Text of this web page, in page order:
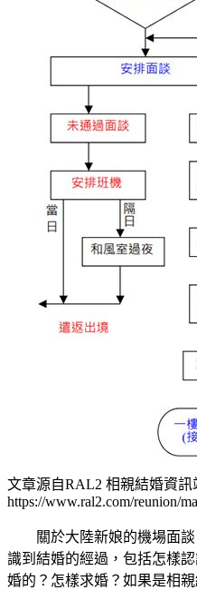
文章源自RAL2 相親結婚資訊
https://www.ral2.com/reunion/
關於大陸新娘的機場面
識到結婚的經過，包括怎樣
婚的？怎樣求婚？如果是相